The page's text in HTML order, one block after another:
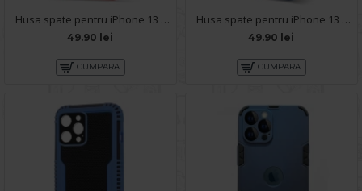
Husa spate pentru iPhone 13 Pro Max - Silicon Line Rosu
49.90 lei
CUMPARA
Husa spate pentru iPhone 13 Pro Max - Catwalk Case Albastru
49.90 lei
CUMPARA